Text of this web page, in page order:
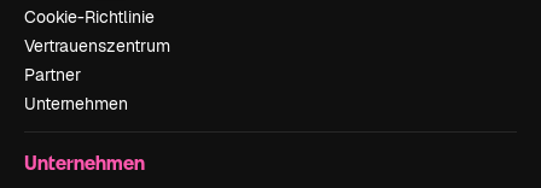
Cookie-Richtlinie
Vertrauenszentrum
Partner
Unternehmen
Unternehmen